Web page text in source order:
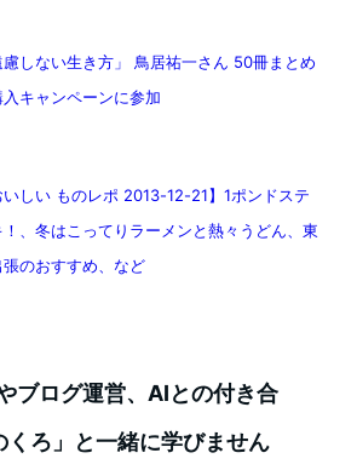
慮しない生き方」 鳥居祐一さん 50冊まとめ
キャンペーンに参加
いしい ものレポ 2013-12-21】1ポンドステ
！、冬はこってりラーメンと熱々うどん、東
張のおすすめ、など
ブログ運営、AIとの付き合
くろ」と一緒に学びません